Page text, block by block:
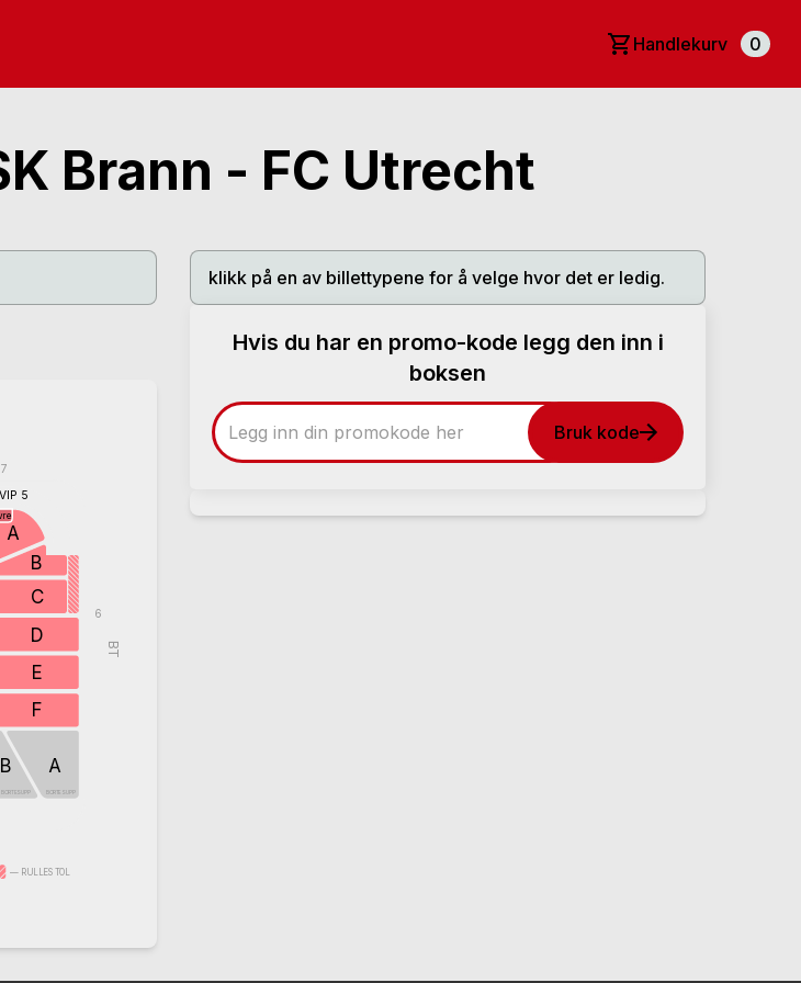
Handlekurv 0
Brann - FC Utrecht
BORTESUPP BORTESUPP
B A
D
E
F
C
B
A
VIP 5
BT
— RULLESTOL
7
6
klikk på en av billettypene for å velge hvor det er ledig.
Hvis du har en promo-kode legg den inn i
boksen
Bruk kode